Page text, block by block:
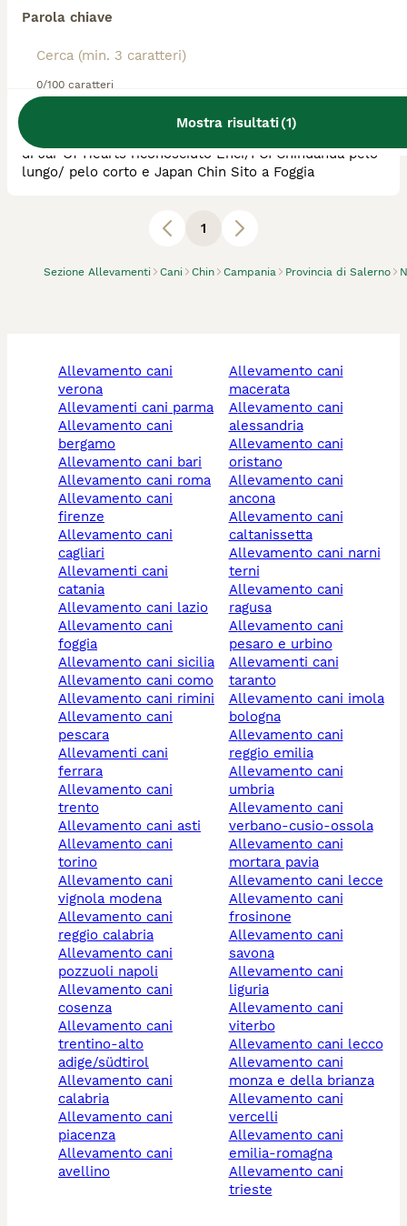
Parola chiave
0/100 caratteri
Mostra risultati(1)
Sezione Allevamenti Cani Chin Campania Provincia di Salerno
Razza: Chin, Chihuahua, Barboncino Toy
Foggia
Allevamento di Doriana Campagna, titolare dell’affisso
di Jar Of Hearts riconosciuto Enci/FCI Chihuahua pelo
lungo/ pelo corto e Japan Chin Sito a Foggia
1
allevamento cani
verona
allevamenti cani parma
allevamento cani
bergamo
allevamento cani bari
allevamento cani roma
allevamento cani
firenze
allevamento cani
cagliari
allevamenti cani
catania
allevamento cani lazio
allevamento cani
foggia
allevamento cani sicilia
allevamento cani como
allevamento cani rimini
allevamento cani
pescara
allevamenti cani
ferrara
allevamento cani
trento
allevamento cani asti
allevamento cani
torino
allevamento cani
vignola modena
allevamento cani
reggio calabria
allevamento cani
pozzuoli napoli
allevamento cani
cosenza
allevamento cani
trentino-alto
adige/südtirol
allevamento cani
calabria
allevamento cani
piacenza
allevamento cani
avellino
allevamento cani
macerata
allevamento cani
alessandria
allevamento cani
oristano
allevamento cani
ancona
allevamento cani
caltanissetta
allevamento cani narni
terni
allevamento cani
ragusa
allevamento cani
pesaro e urbino
allevamenti cani
taranto
allevamento cani imola
bologna
allevamento cani
reggio emilia
allevamento cani
umbria
allevamento cani
verbano-cusio-ossola
allevamento cani
mortara pavia
allevamento cani lecce
allevamento cani
frosinone
allevamento cani
savona
allevamento cani
liguria
allevamento cani
viterbo
allevamento cani lecco
allevamento cani
monza e della brianza
allevamento cani
vercelli
allevamento cani
emilia-romagna
allevamento cani
trieste